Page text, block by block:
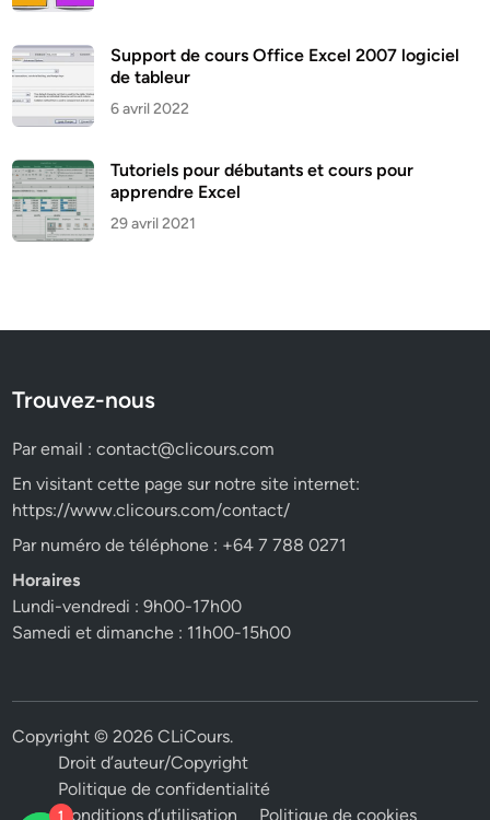
Support de cours Office Excel 2007 logiciel
de tableur
6 avril 2022
Tutoriels pour débutants et cours pour
apprendre Excel
29 avril 2021
Trouvez-nous
Par email :contact@clicours.com
En visitant cette page sur notre site internet:
https://www.clicours.com/contact/
Par numéro de téléphone : +64 7 788 0271
Horaires
Lundi-vendredi : 9h00-17h00
Samedi et dimanche : 11h00-15h00
Copyright © 2026CLiCours.
Droit d’auteur/Copyright
Politique de confidentialité
Conditions d’utilisation
Politique de cookies
1